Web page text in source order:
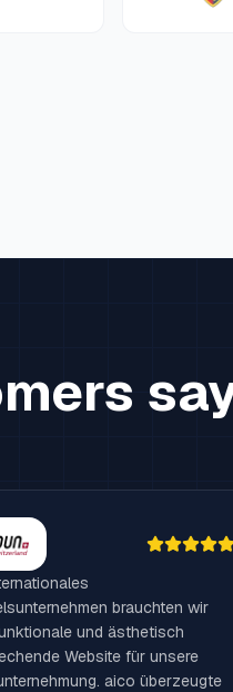
brauchten wir
und ästhetisch
Website für unsere
aico überzeugte